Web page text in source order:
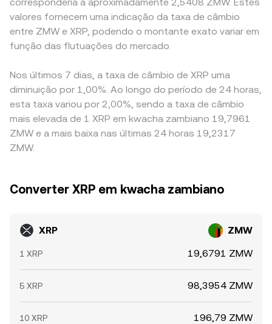
valores fornecem uma indicação da taxa de câmbio
entre ZMW e XRP, podendo o montante exato variar em
função das flutuações do mercado.
Nos últimos 7 dias, a taxa de câmbio de XRP uma
diminuição por 1,00%. Ao longo do período de 24 horas,
esta taxa variou por 2,00%, sendo a taxa de câmbio
mais elevada de 1 XRP em kwacha zambiano 19,7961
ZMW e a mais baixa nas últimas 24 horas 19,2317
ZMW.
Converter XRP em kwacha zambiano
XRP ZMW
1 XRP 19,6791 ZMW
5 XRP 98,3954 ZMW
10 XRP 196,79 ZMW